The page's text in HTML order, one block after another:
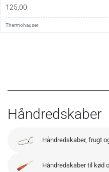
125,00
Thermohauser
Håndredskaber
Håndredskaber, frugt
Håndredskaber til kød